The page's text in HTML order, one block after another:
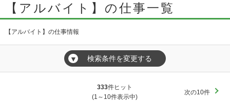
【アルバイト】の仕事一覧
【アルバイト】の仕事情報
▼ 検索条件を変更する
333件ヒット
(1～10件表示中)
次の10件